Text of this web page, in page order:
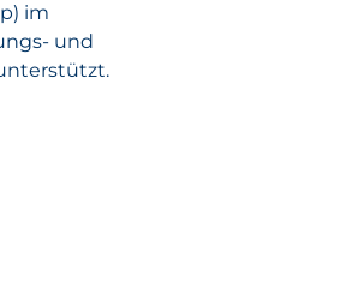
im
und